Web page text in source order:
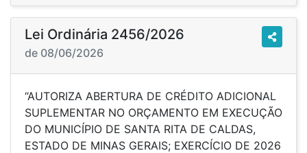
Lei Ordinária 2456/2026
de 08/06/2026
“AUTORIZA ABERTURA DE CRÉDITO ADICIONAL
SUPLEMENTAR NO ORÇAMENTO EM EXECUÇÃO
DO MUNICÍPIO DE SANTA RITA DE CALDAS,
ESTADO DE MINAS GERAIS; EXERCÍCIO DE 2026